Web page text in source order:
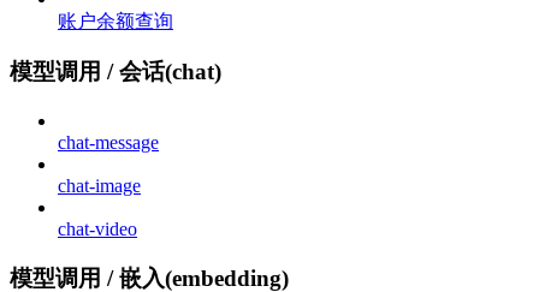
账户余额查询
模型调用 / 会话(chat)
chat-message
chat-image
chat-video
模型调用 / 嵌入(embedding)